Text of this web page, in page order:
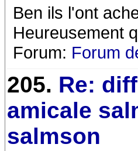
Ben ils l'ont
Heureusement
Forum: Forum
205. Re:
amicale
salmson